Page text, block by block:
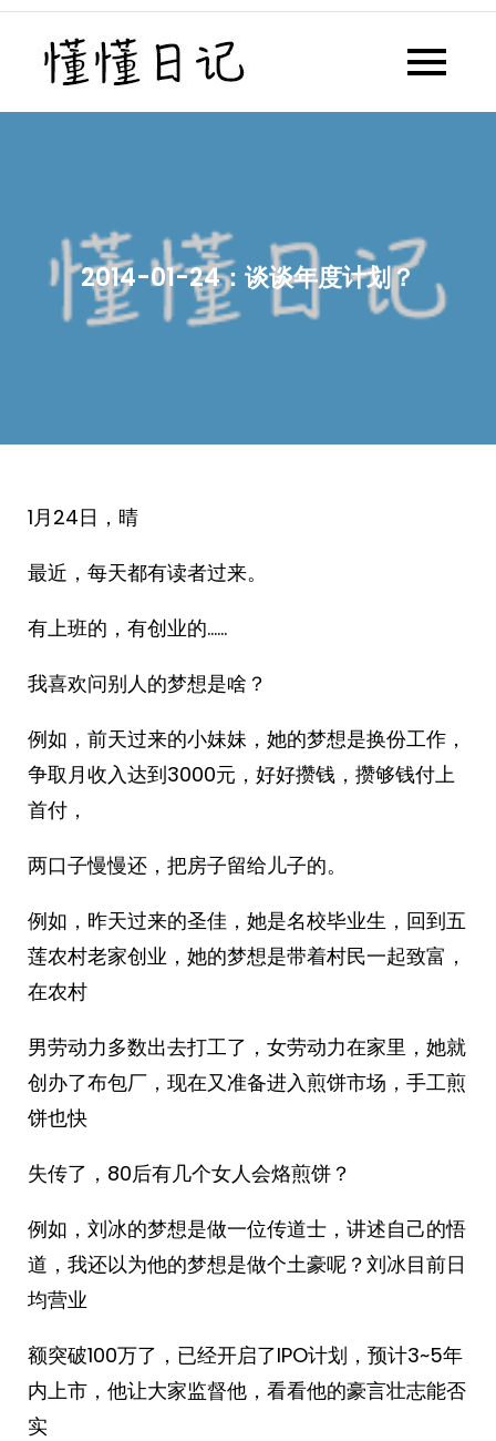
Skip
content
懂懂日记网每天同步更新懂懂学
2014-01-24：谈谈年度计划？
1月24日，晴
最近，每天都有读者过来。
有上班的，有创业的……
我喜欢问别人的梦想是啥？
例如，前天过来的小妹妹，她的梦想是换份工作，
争取月收入达到3000元，好好攒钱，攒够钱付上
首付，
两口子慢慢还，把房子留给儿子的。
例如，昨天过来的圣佳，她是名校毕业生，回到五
莲农村老家创业，她的梦想是带着村民一起致富，
在农村
男劳动力多数出去打工了，女劳动力在家里，她就
创办了布包厂，现在又准备进入煎饼市场，手工煎
饼也快
失传了，80后有几个女人会烙煎饼？
例如，刘冰的梦想是做一位传道士，讲述自己的悟
道，我还以为他的梦想是做个土豪呢？刘冰目前日
均营业
额突破100万了，已经开启了IPO计划，预计3~5年
内上市，他让大家监督他，看看他的豪言壮志能否
实